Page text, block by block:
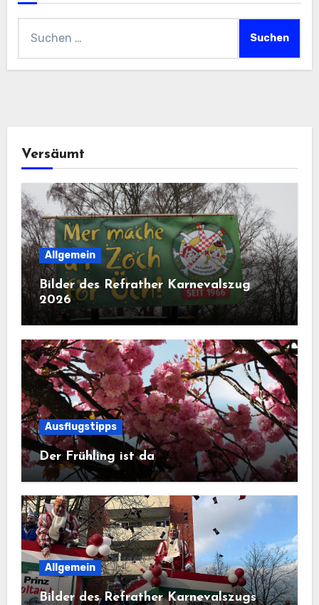
nach:
Versäumt
Allgemein
Bilder des Refrather Karnevalszug
2026
Ausflugstipps
Der Frühling ist da
Allgemein
Bilder des Refrather Karnevalszugs